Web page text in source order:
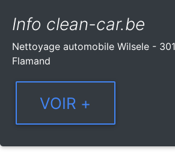
Info clean-car.be
Nettoyage automobile Wilsele -
Flamand